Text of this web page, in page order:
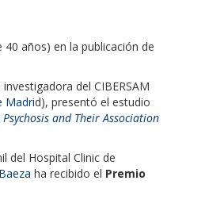
años) en la publicación de
del CIBERSAM
Madrid), presentó el estudio
and Their Association
del Hospital Clinic de
ha recibido el Premio